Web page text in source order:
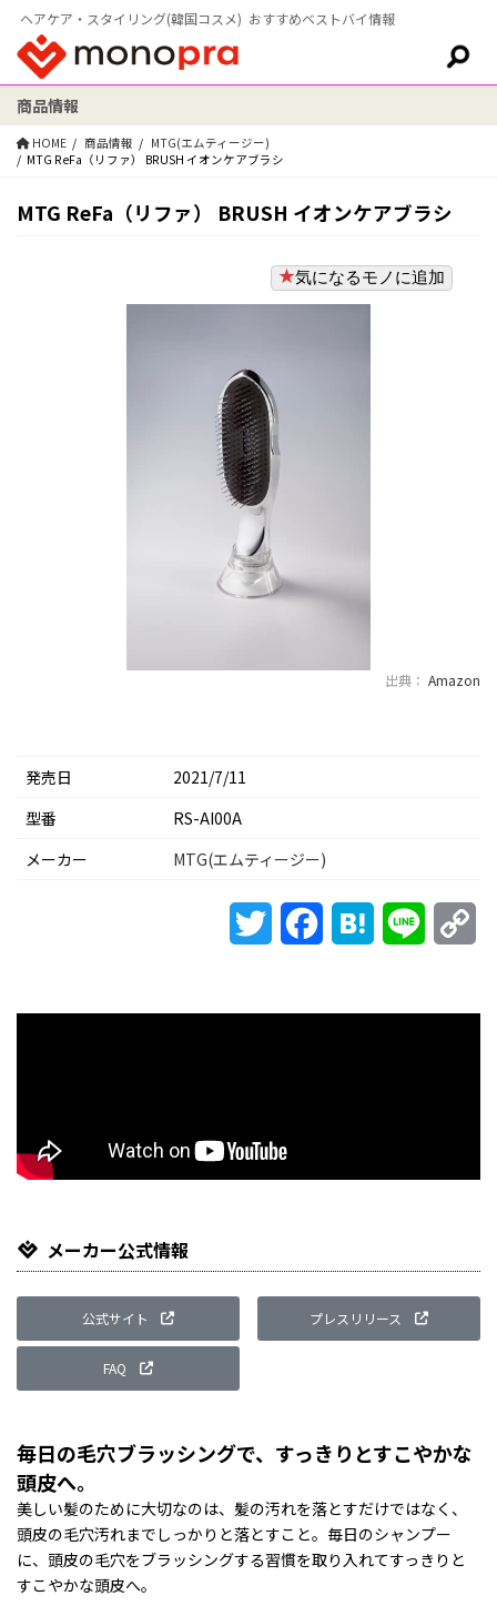
ヘアケア・スタイリング(韓国コスメ) おすすめベストバイ情報
検索:
商品情報
HOME 商品情報
MTG(エムティージー)
MTG ReFa（リファ） BRUSH イオンケアブラシ
MTG ReFa（リファ） BRUSH イオンケアブラシ
気になるモノに追加
出典： Amazon
発売日
2021/7/11
型番
RS-AI00A
メーカー
MTG(エムティージー)
Twitter FacebookHatena Line
メーカー公式情報
公式サイト プレスリリース
FAQ
毎日の毛穴ブラッシングで、すっきりとすこやかな
頭皮へ。
美しい髪のために大切なのは、髪の汚れを落とすだけではなく、
頭皮の毛穴汚れまでしっかりと落とすこと。毎日のシャンプー
に、頭皮の毛穴をブラッシングする習慣を取り入れてすっきりと
すこやかな頭皮へ。